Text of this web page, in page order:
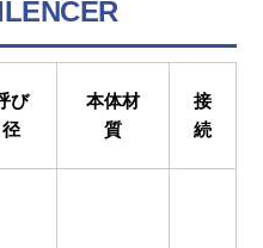
び
径
本体材
質
接
続